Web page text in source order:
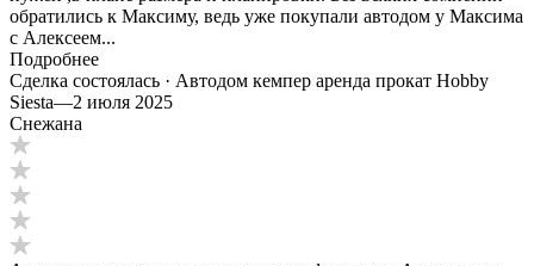
обратились к Максиму, ведь уже покупали автодом у Максима
с Алексеем...
Подробнее
Сделка состоялась · Автодом кемпер аренда прокат Hobby
Siesta—2 июля 2025
Снежана